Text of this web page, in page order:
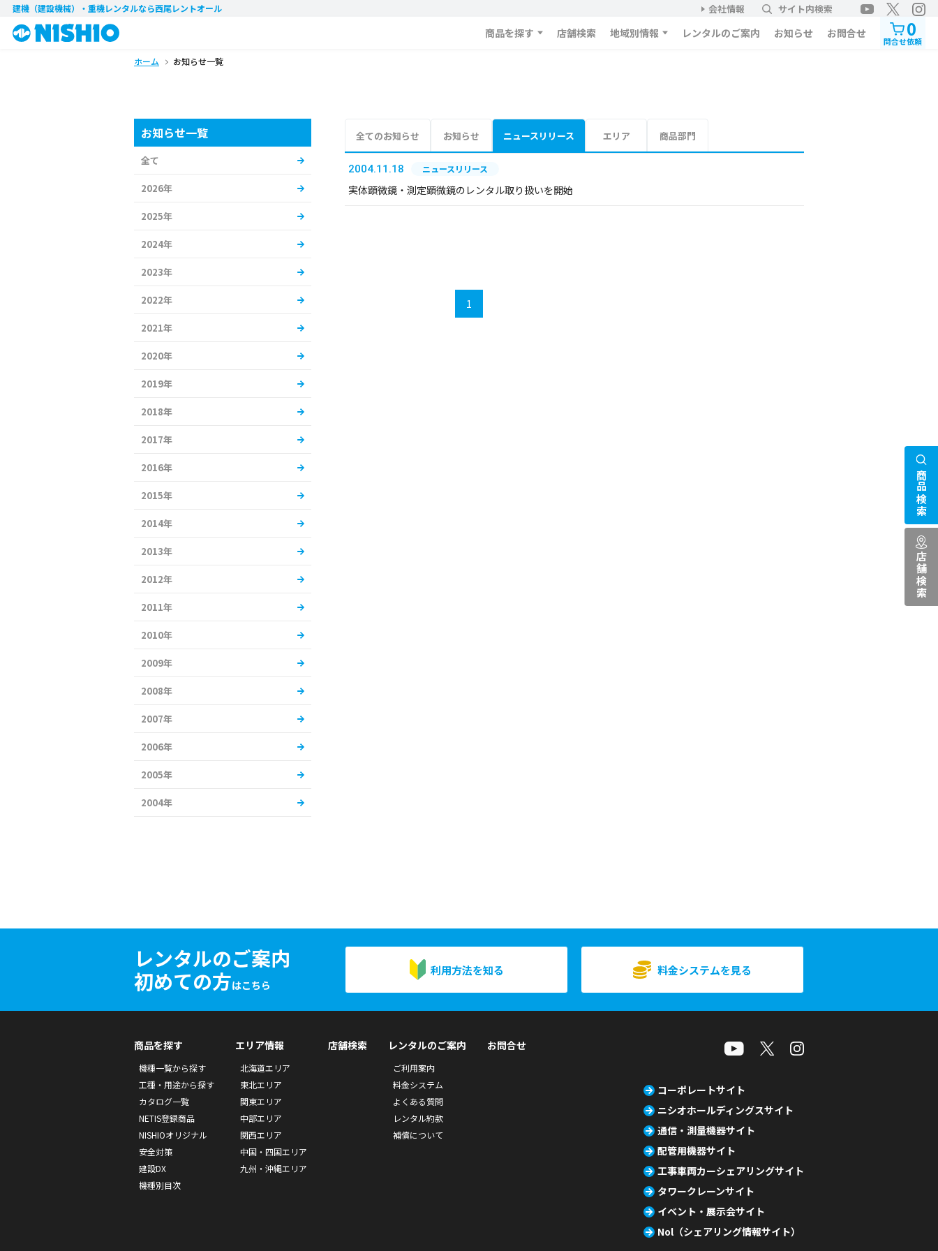
建機（建設機械）・重機レンタルなら西尾レントオール 会社情報 サイト内検索
商品を探す 店舗検索 地域別情報 レンタルのご案内 お知らせ お問合せ 0
問合せ依頼
ホーム お知らせ一覧
全てのお知らせ お知らせ ニュースリリース エリア 商品部門
2004.11.18 ニュースリリース
実体顕微鏡・測定顕微鏡のレンタル取り扱いを開始
1
お知らせ一覧
全て
2026年
2025年
2024年
2023年
2022年
2021年
2020年
2019年
2018年
2017年
2016年
2015年
2014年
2013年
2012年
2011年
2010年
2009年
2008年
2007年
2006年
2005年
2004年
レンタルのご案内
初めての方はこちら
利用方法を知る 料金システムを見る
商品検索
店舗検索
商品を探す
機種一覧から探す
工種・用途から探す
カタログ一覧
NETIS登録商品
NISHIOオリジナル
安全対策
建設DX
機種別目次
エリア情報
北海道エリア
東北エリア
関東エリア
中部エリア
関西エリア
中国・四国エリア
九州・沖縄エリア
店舗検索 レンタルのご案内
ご利用案内
料金システム
よくある質問
レンタル約款
補償について
お問合せ
コーポレートサイト
ニシオホールディングスサイト
通信・測量機器サイト
配管用機器サイト
工事車両カーシェアリングサイト
タワークレーンサイト
イベント・展示会サイト
Nol（シェアリング情報サイト）